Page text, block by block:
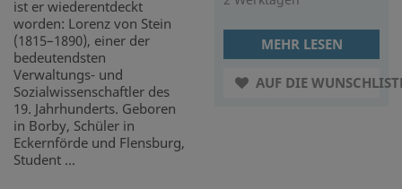
ist er wiederentdeckt
worden: Lorenz von Stein
(1815–1890), einer der
bedeutendsten
Verwaltungs- und
Sozialwissenschaftler des
19. Jahrhunderts. Geboren
in Borby, Schüler in
Eckernförde und Flensburg,
Student ...
MEHR LESEN
AUF DIE